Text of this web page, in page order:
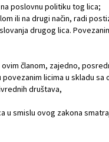
poslovnu politiku tog lica;
ili na drugi način, radi
drugog lica.
članom, zajedno,
licima u skladu sa
društava,
u smislu ovog zakona